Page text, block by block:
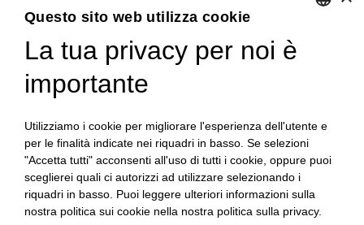
Questo sito web utilizza cookie
La tua privacy per noi è
importante
Utilizziamo i cookie per migliorare l'esperienza dell'utente e
per le finalità indicate nei riquadri in basso. Se selezioni
"Accetta tutti" acconsenti all'uso di tutti i cookie, oppure puoi
sceglierei quali ci autorizzi ad utilizzare selezionando i
riquadri in basso. Puoi leggere ulteriori informazioni sulla
nostra politica sui cookie nella nostra politica sulla privacy.